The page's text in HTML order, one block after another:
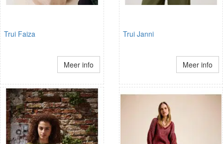
Trui Faiza
Meer info
Trui Janni
Meer info